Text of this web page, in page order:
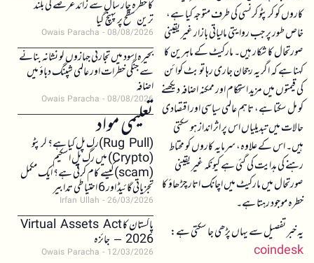
کاروں کو کرپٹو کرنسی کی طرف متوجہ کیا ہے،
خاص طور پر جب روایتی مالیاتی بازار غیر یقینی
صورتحال کا شکار ہیں۔ مارکیٹ کے ماہرین کا
کہنا ہے کہ اگر یہ رجحان جاری رہا تو بٹ کوائن
کی قیمتوں میں مزید استحکام اور ممکنہ اضافہ دیکھنے
کو مل سکتا ہے، تاہم عالمی سیاسی اور اقتصادی
حالات میں تبدیلیاں اس پر اثر انداز ہو سکتی
ہیں۔ اس کے علاوہ، سرمایہ کاروں کو محتاط
رہنے کی ہدایت کی گئی ہے کیونکہ غیر یقینی
صورتحال میں مارکیٹ میں اچانک اتار چڑھاؤ کا
خطرہ موجود رہتا ہے۔
یہ خبر تفصیل سے یہاں پڑھی جا سکتی ہے:
coindesk
کا خطرہ چار سال سے زائد عرصے کی بلند
ترین سطح پر پہنچ گیا
Owais Paracha 08/08/2026
بحیرہ اسود میں تجارتی جہازوں کو نشانہ بنانے
سے جنگی خطرات اور عالمی شپنگ دباؤ میں
اضافہ
Owais Paracha 08/08/2026
تعلیمی مواد(Rug Pull)رگ پل کیا ہے؟ کرپٹو
(Crypto) میں رگ پل اسکیم
(scam)کیسے کام کرتی ہے؟ ایک مکمل
تجزیاتی گائیڈ اور 6 احتیاطی تدابیر
Irfan Ullah 26/03/2026
پاکستان کا Virtual Assets Act
2026 – جائزہ
Owais Paracha 12/03/2026